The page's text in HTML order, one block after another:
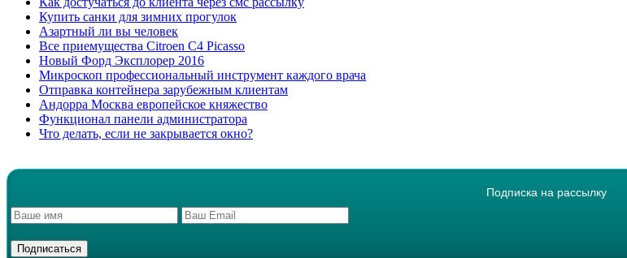
Купить санки для зимних прогулок
Азартный ли вы человек
Все приемущества Сitroen C4 Picasso
Новый Форд Эксплорер 2016
Микроскоп профессиональный инструмент каждого врача
Отправка контейнера зарубежным клиентам
Андорра Москва европейское княжество
Функционал панели администратора
Что делать, если не закрывается окно?
Подписка на рассылку